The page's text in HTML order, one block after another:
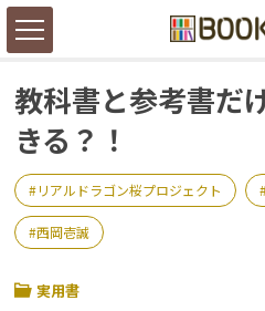
教科書と参考書だ
きる？！
リアルドラゴン桜プロジェクト
西岡壱誠
実用書